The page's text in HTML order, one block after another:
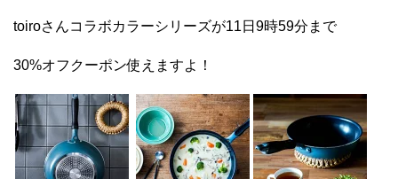
toiroさんコラボカラーシリーズが11日9時59分まで
30%オフクーポン使えますよ！